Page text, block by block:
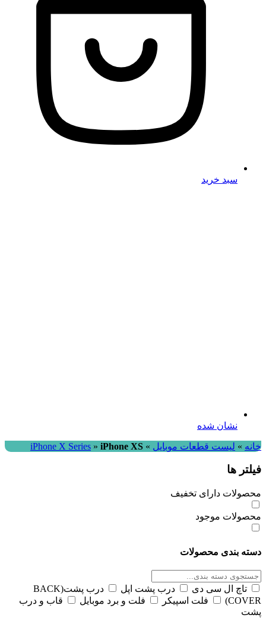
سبد خرید
نشان شده
»لیست قطعات موبایل»
iPhone X Series»iPhone XS
ها
دارای تخفیف
موجود
بندی محصولات
تاچ ال سی دی درب پشت اپل
درب پشت(BACK
فلت اسپیکر فلت و برد موبایل
قاب و درب